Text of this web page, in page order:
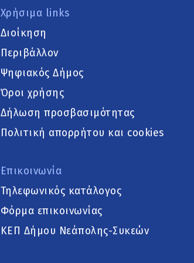
Χρήσιμα links
Διοίκηση
Περιβάλλον
Ψηφιακός Δήμος
Όροι χρήσης
Δήλωση προσβασιμότητας
Πολιτική απορρήτου και cookies
Επικοινωνία
Τηλεφωνικός κατάλογος
Φόρμα επικοινωνίας
ΚΕΠ Δήμου Νεάπολης-Συκεών